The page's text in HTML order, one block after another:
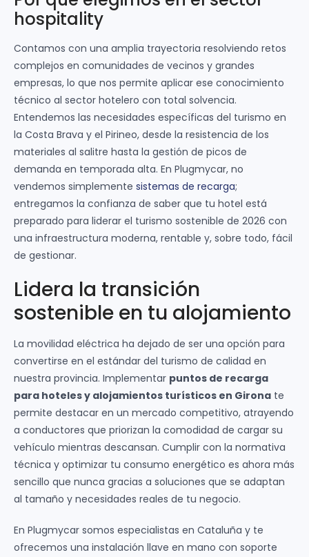
hospitality
Contamos con una amplia trayectoria resolviendo retos
complejos en comunidades de vecinos y grandes
empresas, lo que nos permite aplicar ese conocimiento
técnico al sector hotelero con total solvencia.
Entendemos las necesidades específicas del turismo en
la Costa Brava y el Pirineo, desde la resistencia de los
materiales al salitre hasta la gestión de picos de
demanda en temporada alta. En Plugmycar, no
vendemos simplemente sistemas de recarga;
entregamos la confianza de saber que tu hotel está
preparado para liderar el turismo sostenible de 2026 con
una infraestructura moderna, rentable y, sobre todo, fácil
de gestionar.
Lidera la transición
sostenible en tu alojamiento
La movilidad eléctrica ha dejado de ser una opción para
convertirse en el estándar del turismo de calidad en
nuestra provincia. Implementar puntos de recarga
para hoteles y alojamientos turísticos en Girona te
permite destacar en un mercado competitivo, atrayendo
a conductores que priorizan la comodidad de cargar su
vehículo mientras descansan. Cumplir con la normativa
técnica y optimizar tu consumo energético es ahora más
sencillo que nunca gracias a soluciones que se adaptan
al tamaño y necesidades reales de tu negocio.
En Plugmycar somos especialistas en Cataluña y te
ofrecemos una instalación llave en mano con soporte